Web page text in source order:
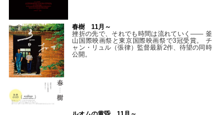
春樹 11月～
挫折の先で、それでも時間は流れていく—— 釜
山国際映画祭と東京国際映画祭で3冠受賞。 チ
ャン・リュル（張律）監督最新2作、待望の同時
公開。